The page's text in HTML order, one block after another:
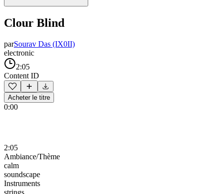
Clour Blind
parSourav Das (IX0II)
electronic
2:05
Content ID
Acheter le titre
0:00
2:05
Ambiance/Thème
calm
soundscape
Instruments
strings